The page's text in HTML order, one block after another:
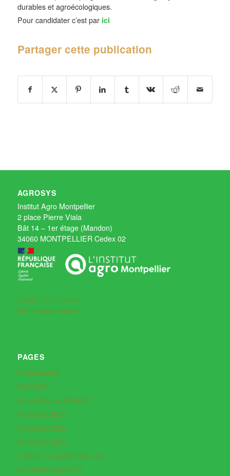
durables et agroécologiques.
Pour candidater c’est par ici
Partager cette publication
AGROSYS
Institut Agro Montpellier
2 place Pierre Viala
Bât 14 – 1er étage (Mandon)
34060 MONTPELLIER Cedex 02
Création d'un compte
Mot de passe oublié
PAGES
Présentation
ACCUEIL
Actualités de REGAIN
Archives 2021
Archives 2022
Archives 2023
Cultiver la qualité des sols
La Chaire AgroSYS